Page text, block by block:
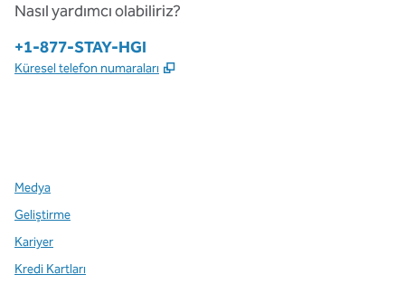
Nasıl yardımcı olabiliriz?
Telefon:
+1-877-STAY-HGI
Küresel telefon numaraları ,
Medya
Geliştirme
Kariyer
Kredi Kartları